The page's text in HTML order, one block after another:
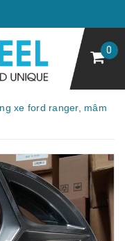
0
xe ford ranger, mâm